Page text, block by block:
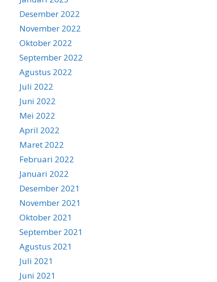
Desember 2022
November 2022
Oktober 2022
September 2022
Agustus 2022
Juli 2022
Juni 2022
Mei 2022
April 2022
Maret 2022
Februari 2022
Januari 2022
Desember 2021
November 2021
Oktober 2021
September 2021
Agustus 2021
Juli 2021
Juni 2021